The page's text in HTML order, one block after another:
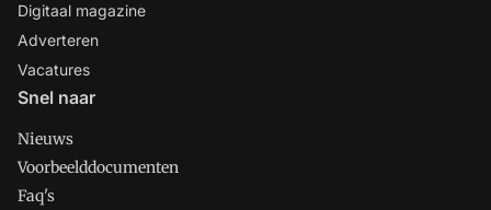
Digitaal magazine
Adverteren
Vacatures
Snel naar
Nieuws
Voorbeelddocumenten
Faq's